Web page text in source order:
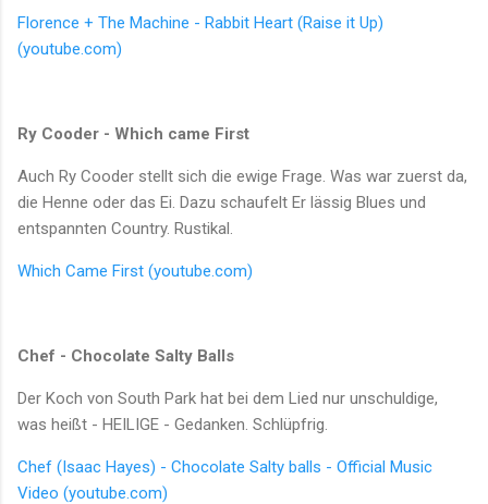
Florence + The Machine - Rabbit Heart (Raise it Up)
(youtube.com)
Ry Cooder - Which came First
Auch Ry Cooder stellt sich die ewige Frage. Was war zuerst da,
die Henne oder das Ei. Dazu schaufelt Er lässig Blues und
entspannten Country. Rustikal.
Which Came First (youtube.com)
Chef - Chocolate Salty Balls
Der Koch von South Park hat bei dem Lied nur unschuldige,
was heißt - HEILIGE - Gedanken. Schlüpfrig.
Chef (Isaac Hayes) - Chocolate Salty balls - Official Music
Video (youtube.com)